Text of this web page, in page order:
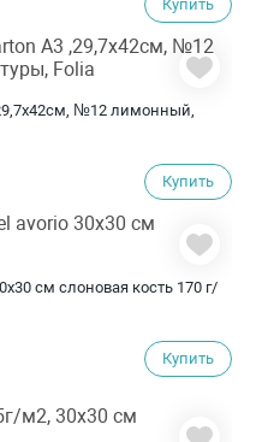
Купить
№12 лимонный,
Купить
см слоновая кость 170 г/
Купить